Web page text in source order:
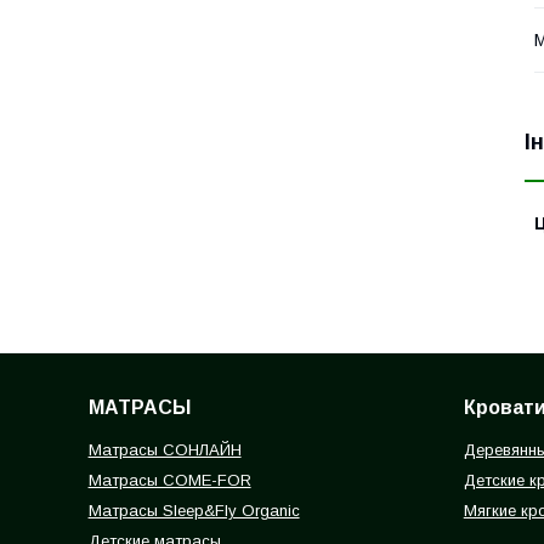
МАТРАСЫ
Матрасы СОНЛАЙН
Матрасы COME-FOR
Матрасы Sleep&Fly Organic
Кровати
Детские
Мягкие